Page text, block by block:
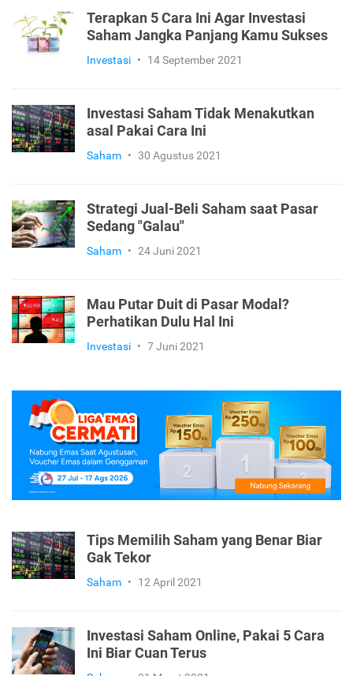
Terapkan 5 Cara Ini Agar Investasi
Saham Jangka Panjang Kamu Sukses
Investasi • 14 September 2021
Investasi Saham Tidak Menakutkan
asal Pakai Cara Ini
Saham • 30 Agustus 2021
Strategi Jual-Beli Saham saat Pasar
Sedang "Galau"
Saham • 24 Juni 2021
Mau Putar Duit di Pasar Modal?
Perhatikan Dulu Hal Ini
Investasi • 7 Juni 2021
Tips Memilih Saham yang Benar Biar
Gak Tekor
Saham • 12 April 2021
Investasi Saham Online, Pakai 5 Cara
Ini Biar Cuan Terus